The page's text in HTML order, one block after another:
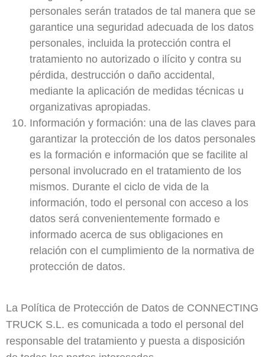
personales serán tratados de tal manera que se
garantice una seguridad adecuada de los datos
personales, incluida la protección contra el
tratamiento no autorizado o ilícito y contra su
pérdida, destrucción o daño accidental,
mediante la aplicación de medidas técnicas u
organizativas apropiadas.
Información y formación: una de las claves para
garantizar la protección de los datos personales
es la formación e información que se facilite al
personal involucrado en el tratamiento de los
mismos. Durante el ciclo de vida de la
información, todo el personal con acceso a los
datos será convenientemente formado e
informado acerca de sus obligaciones en
relación con el cumplimiento de la normativa de
protección de datos.
La Política de Protección de Datos de CONNECTING
TRUCK S.L. es comunicada a todo el personal del
responsable del tratamiento y puesta a disposición